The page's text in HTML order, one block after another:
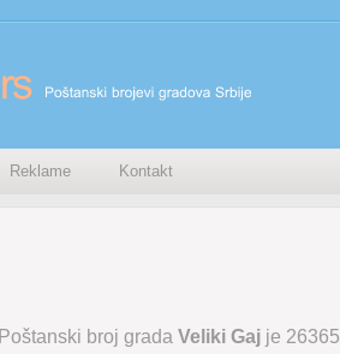
Reklame Kontakt
Poštanski broj grada Veliki Gaj je 26365